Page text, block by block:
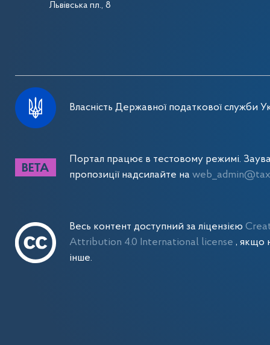
Львівська пл., 8
Власність Державної податкової служби
Портал працює в тестовому режимі.
пропозиції надсилайте на
Весь контент доступний за ліцензією
Attribution 4.0 International license , якщо
інше.